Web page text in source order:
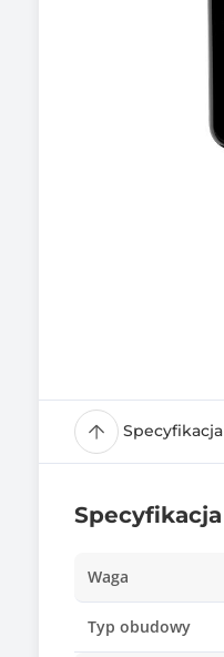
Specyfikacja
Specyfikacja
Waga
Typ obudowy